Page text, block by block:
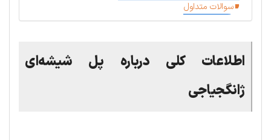
سوالات متداول
اطلاعات کلی درباره پل شیشه‌ای
ژانگجیاجی